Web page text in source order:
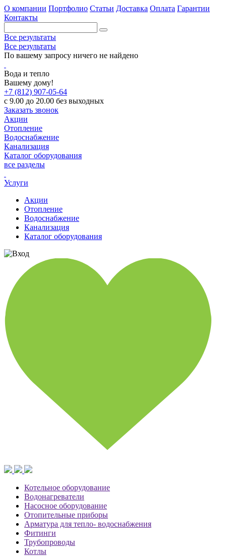
О компании Портфолио Статьи Доставка Оплата Гарантии
Контакты
Все результаты
Все результаты
По вашему запросу ничего не найдено
Вода и тепло
Вашему дому!
+7 (812) 907-05-64
с 9.00 до 20.00 без выходных
Заказать звонок
Акции
Отопление
Водоснабжение
Канализация
Каталог оборудования
все разделы
Услуги
Акции
Отопление
Водоснабжение
Канализация
Каталог оборудования
Котельное оборудование
Водонагреватели
Насосное оборудование
Отопительные приборы
Арматура для тепло- водоснабжения
Фитинги
Трубопроводы
Котлы